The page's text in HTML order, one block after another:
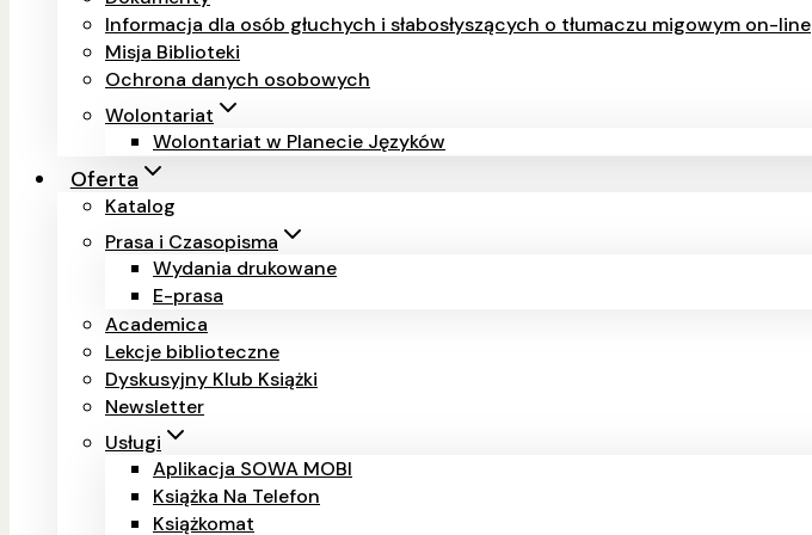
Informacja dla osób głuchych i słabosłyszących o tłumaczu migowym on-line
Misja Biblioteki
Ochrona danych osobowych
Wolontariat
Wolontariat w Planecie Języków
Oferta
Katalog
Prasa i Czasopisma
Wydania drukowane
E-prasa
Academica
Lekcje biblioteczne
Dyskusyjny Klub Książki
Newsletter
Usługi
Aplikacja SOWA MOBI
Książka Na Telefon
Książkomat